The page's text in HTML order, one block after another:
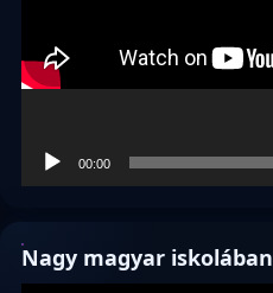
00:00
Nagy magyar iskolában